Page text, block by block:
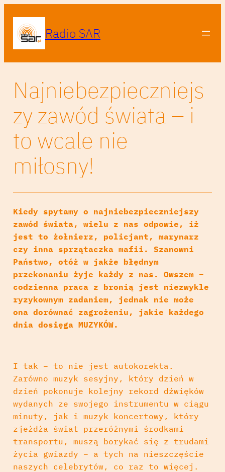
Radio SAR
Najniebezpieczniejs
zy zawód świata – i
to wcale nie
miłosny!
Kiedy spytamy o najniebezpieczniejszy
zawód świata, wielu z nas odpowie, iż
jest to żołnierz, policjant, marynarz
czy inna sprzątaczka mafii. Szanowni
Państwo, otóż w jakże błędnym
przekonaniu żyje każdy z nas. Owszem –
codzienna praca z bronią jest niezwykle
ryzykownym zadaniem, jednak nie może
ona dorównać zagrożeniu, jakie każdego
dnia dosięga MUZYKÓW.
I tak – to nie jest autokorekta.
Zarówno muzyk sesyjny, który dzień w
dzień pokonuje kolejny rekord dźwięków
wydanych ze swojego instrumentu w ciągu
minuty, jak i muzyk koncertowy, który
zjeżdża świat przeróżnymi środkami
transportu, muszą borykać się z trudami
życia gwiazdy – a tych na nieszczęście
naszych celebrytów, co raz to więcej.